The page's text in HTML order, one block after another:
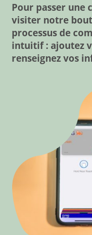
Pour passer une
visiter notre
processus de
intuitif : ajoutez
renseignez vos